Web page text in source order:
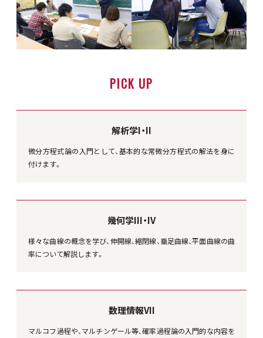
PICK UP
解析学I・II
微分方程式論の入門として、基本的な常微分方程式の解法を身に
付けます。
幾何学III・IV
様々な曲線の概念を学び、伸開線、縮閉線、垂足曲線、平面曲線の曲
率について解説します。
数理情報VII
マルコフ過程や、マルチンゲール等、確率過程論の入門的な内容を